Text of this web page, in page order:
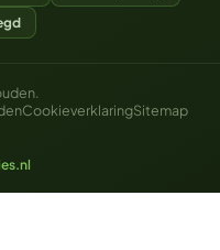
CookieverklaringSitemap